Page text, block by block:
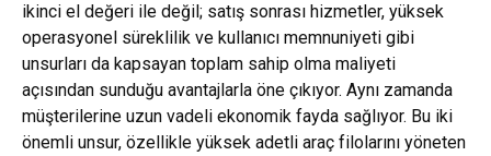
ikinci el değeri ile değil; satış sonrası hizmetler, yüksek
operasyonel süreklilik ve kullanıcı memnuniyeti gibi
unsurları da kapsayan toplam sahip olma maliyeti
açısından sunduğu avantajlarla öne çıkıyor. Aynı zamanda
müşterilerine uzun vadeli ekonomik fayda sağlıyor. Bu iki
önemli unsur, özellikle yüksek adetli araç filolarını yöneten